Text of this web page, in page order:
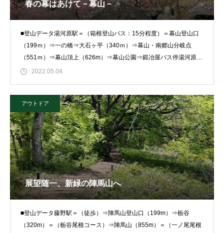
春の幕はあけて－幕山－
■登山データ湯河原駅＝（箱根登山バス：15分程度）＝幕山登山口
（199ｍ）⇒一の橋⇒大石ヶ平（340ｍ）⇒幕山・南郷山分岐点
（551ｍ）⇒幕山頂上（626m）⇒幕山公園⇒鍛冶屋バス停湯河原駅
か
2022.05.04
アウトドア
展望随一、新緑の陣馬山へ
■登山データ藤野駅＝（徒歩）⇒陣馬山登山口（199m）⇒栃谷
（320m）＝（栃谷尾根コース）⇒陣馬山（855m）＝（一ノ尾尾根